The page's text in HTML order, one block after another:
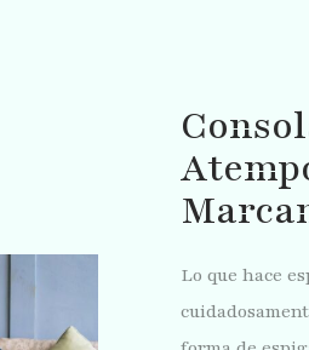
Lo que hace